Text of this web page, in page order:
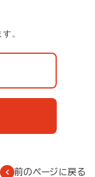
。
前のページに戻る